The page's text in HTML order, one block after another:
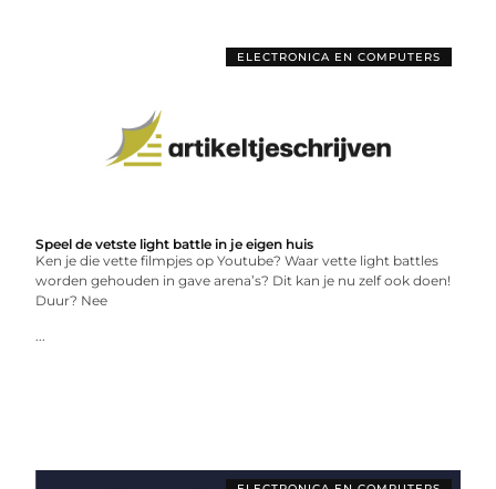
ELECTRONICA EN COMPUTERS
Speel de vetste light battle in je eigen huis
Ken je die vette filmpjes op Youtube? Waar vette light battles
worden gehouden in gave arena’s? Dit kan je nu zelf ook doen!
Duur? Nee
...